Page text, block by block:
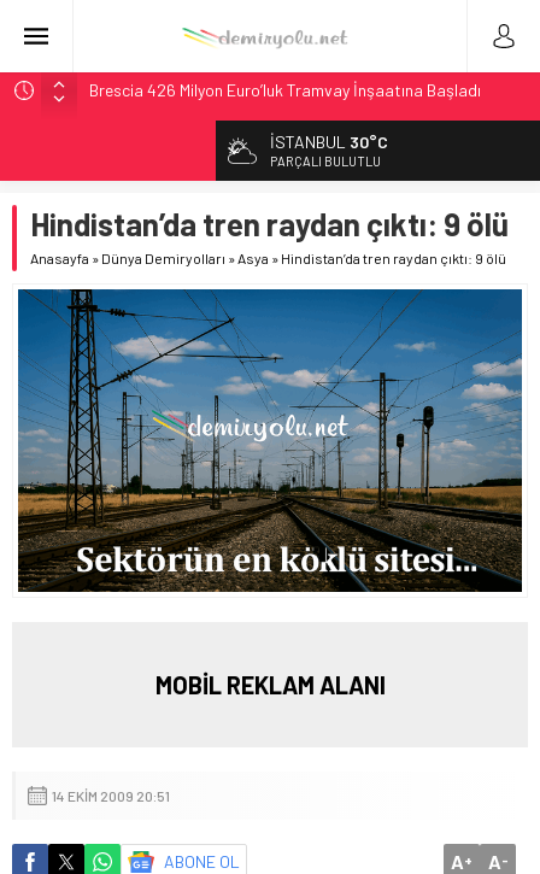
Brescia 426 Milyon Euro’luk Tramvay İnşaatına Başladı
Northern Railway Doğruladı: 308 Bin Rupiye Özel Vagonda
Chicago’da Metra Polisi BVLOS Drone’larla Müdahale
Süresini Kısalttı
NJ Transit’ten Tarihi Bütçe: 46 Yılın Rekoru Onaylandı
Çıkarıyor
İSTANBUL 30°C
PARÇALI BULUTLU
Hindistan’da tren raydan çıktı: 9 ölü
Anasayfa » Dünya Demiryolları »Asya » Hindistan’da tren raydan çıktı: 9 ölü
MOBİL REKLAM ALANI
14 EKIM 2009 20:51
ABONE OL A+ A-